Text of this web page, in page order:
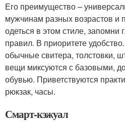
Его преимущество –
мужчинам разных возрастов и
одеться в этом стиле, запомни
правил. В приоритете
обычные свитера, толстовки,
вещи миксуются с базовыми,
обувью. Приветствуются
рюкзак, часы.
Смарт-кэжуал